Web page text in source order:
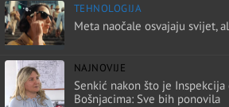
TEHNOLOGIJA
Meta naočale osvajaju svijet,
NAJNOVIJE
Senkić nakon što je
Bošnjacima: Sve bih ponovila